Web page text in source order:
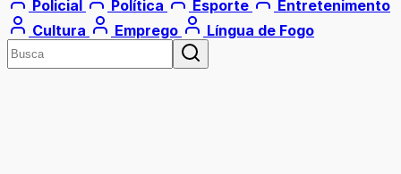
Policial
Política Esporte
Entretenimento
Cultura
Emprego Língua de Fogo